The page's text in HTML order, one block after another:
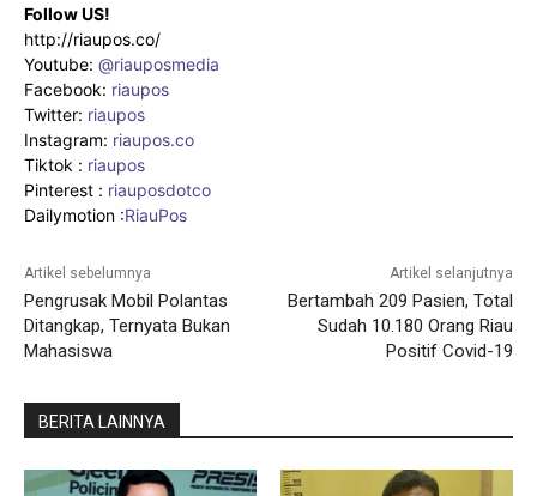
Follow US!
http://riaupos.co/
Youtube: @riauposmedia
Facebook: riaupos
Twitter: riaupos
Instagram: riaupos.co
Tiktok : riaupos
Pinterest : riauposdotco
Dailymotion :RiauPos
Artikel sebelumnya
Pengrusak Mobil Polantas
Ditangkap, Ternyata Bukan
Mahasiswa
Artikel selanjutnya
Bertambah 209 Pasien, Total
Sudah 10.180 Orang Riau
Positif Covid-19
BERITA LAINNYA